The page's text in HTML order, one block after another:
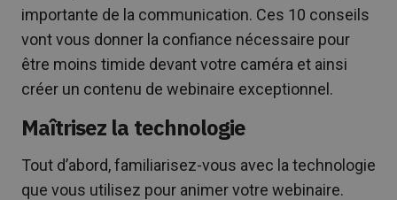
importante de la communication. Ces 10 conseils
vont vous donner la confiance nécessaire pour
être moins timide devant votre caméra et ainsi
créer un contenu de webinaire exceptionnel.
Maîtrisez la technologie
Tout d’abord, familiarisez-vous avec la technologie
que vous utilisez pour animer votre webinaire.